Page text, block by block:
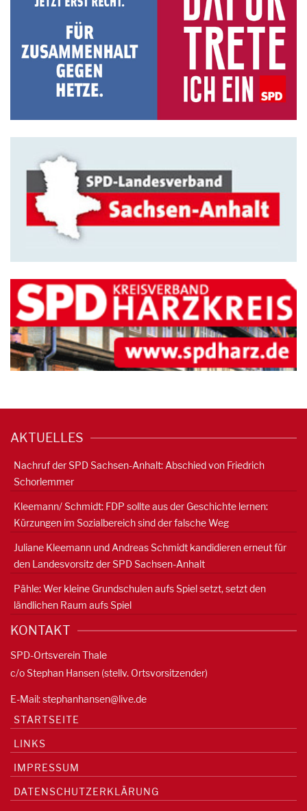
AKTUELLES
Nachruf der SPD Sachsen-Anhalt: Abschied von Friedrich
Schorlemmer
Kleemann/ Schmidt: FDP sollte aus der Geschichte lernen:
Kürzungen im Sozialbereich sind der falsche Weg
Juliane Kleemann und Andreas Schmidt kandidieren erneut für
den Landesvorsitz der SPD Sachsen-Anhalt
Pähle: Wer kleine Grundschulen aufs Spiel setzt, setzt den
ländlichen Raum aufs Spiel
KONTAKT
SPD-Ortsverein Thale
c/o Stephan Hansen (stellv. Ortsvorsitzender)
E-Mail:stephanhansen@live.de
STARTSEITE
LINKS
IMPRESSUM
DATENSCHUTZERKLÄRUNG